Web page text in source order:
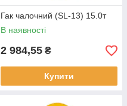
Гак чалочний (SL-13) 15.0т
В наявності
2 984,55 ₴
Купити